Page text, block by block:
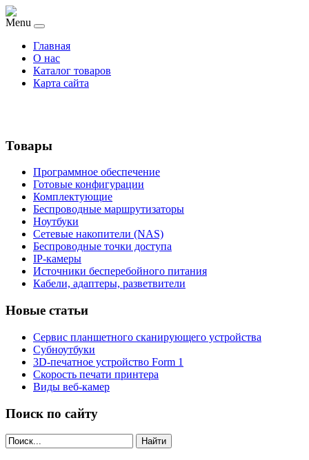
Menu
Главная
О нас
Каталог товаров
Карта сайта
Товары
Программное обеспечение
Готовые конфигурации
Комплектующие
Беспроводные маршрутизаторы
Ноутбуки
Сетевые накопители (NAS)
Беспроводные точки доступа
IP-камеры
Источники бесперебойного питания
Кабели, адаптеры, разветвители
Новые статьи
Сервис планшетного сканирующего устройства
Субноутбуки
3D-печатное устройство Form 1
Скорость печати принтера
Виды веб-камер
Поиск по сайту
Найти